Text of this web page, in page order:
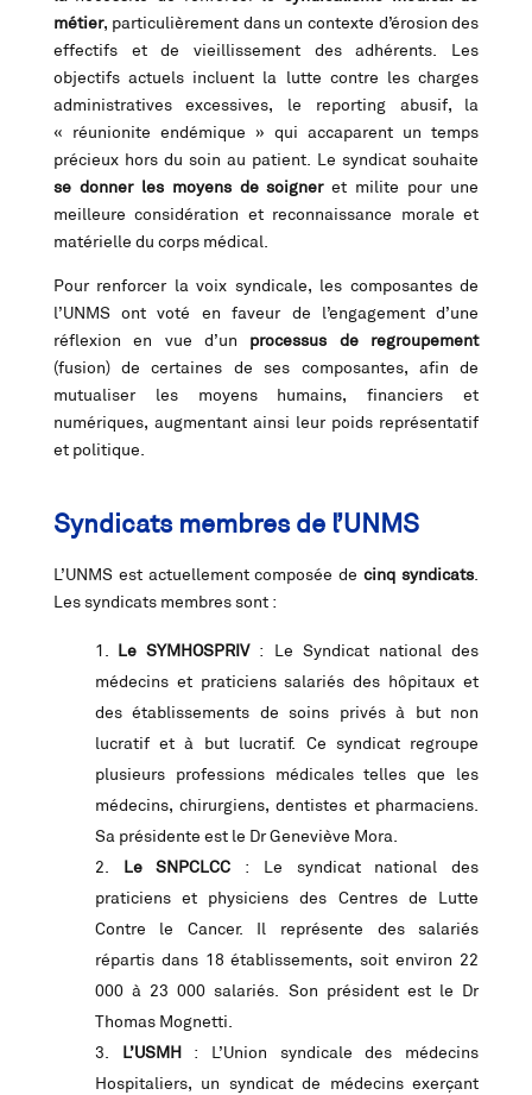
métier, particulièrement dans un contexte d’érosion des
effectifs et de vieillissement des adhérents. Les
objectifs actuels incluent la lutte contre les charges
administratives excessives, le reporting abusif, la
« réunionite endémique » qui accaparent un temps
précieux hors du soin au patient. Le syndicat souhaite
se donner les moyens de soigneret milite pour une
meilleure considération et reconnaissance morale et
matérielle du corps médical.
Pour renforcer la voix syndicale, les composantes de
l’UNMS ont voté en faveur de l’engagement d’une
réflexion en vue d’un processus de regroupement
(fusion) de certaines de ses composantes, afin de
mutualiser les moyens humains, financiers et
numériques, augmentant ainsi leur poids représentatif
et politique.
Syndicats membres de l’UNMS
L’UNMS est actuellement composée decinq syndicats.
Les syndicats membres sont :
Le SYMHOSPRIV: Le Syndicat national des
médecins et praticiens salariés des hôpitaux et
des établissements de soins privés à but non
lucratif et à but lucratif. Ce syndicat regroupe
plusieurs professions médicales telles que les
médecins, chirurgiens, dentistes et pharmaciens.
Sa présidente est le Dr Geneviève Mora.
Le SNPCLCC : Le syndicat national des
praticiens et physiciens des Centres de Lutte
Contre le Cancer. Il représente des salariés
répartis dans 18 établissements, soit environ 22
000 à 23 000 salariés. Son président est le Dr
Thomas Mognetti.
L’USMH: L’Union syndicale des médecins
Hospitaliers, un syndicat de médecins exerçant